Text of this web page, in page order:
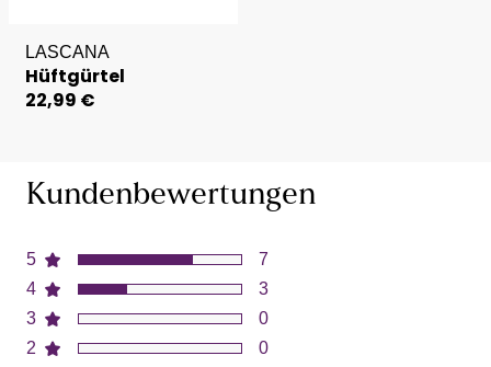
LASCANA
Hüftgürtel
22,99 €
Kundenbewertungen
5
4
3
2
7
3
0
0